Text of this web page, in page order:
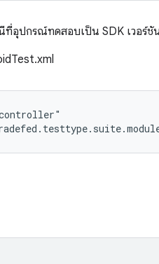
ที่อุปกรณ์ทดสอบเป็น SDK เวอร์ชั